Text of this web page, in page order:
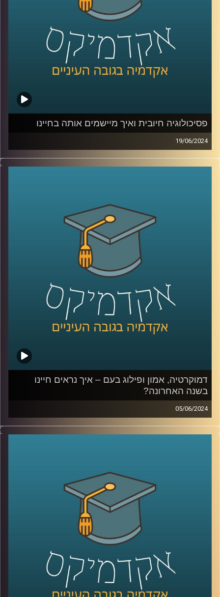
הכשרת מנהלים ובית הספר להייטק של Google ואוניברסיטת
בית הספר ללימודי הייטק של אוניברסיטת רייכמן ו-Google:
https://www.grtech.co.il/
קרדיט תמונות:AudioVersity
פסיכולוגיה חיובית ואיך מיישמים אותה בחיינו
19/06/2024
למלחמה בעזה מחירים מנטלים כבדים על הנפש שלנו ובאופן
כללי החיים המודרניים הם עמוסים ומלחיצים ובכלל אם
אז איך מתמודדים עם כל הדבר הזה? יש ענף בשם פסיכולוגיה
חיובית שעוזר לתת מענה
אז כדי לצלול לתוך הנושא ואיך אנחנו יכולים ליישם את
הפסיכולוגיה החיובית בחיינו, הצטרפה אלינו ד״ר עדית זכאי
אור, מנכ״לית מרכז מיטיב לפסיכולוגיה חיובית באוניברסיטת
קרדיט תמונות:
AudioVersity
דמוקרטיה, אמון ופילוג בעם – איך נראים חיינו
בשנה האחרונה?
05/06/2024
דמוקרטיה, אמון ופילוג בעם – איך נראים חיינו בשנה
האחרונה?
אנשים מדברים או על ירידה מהארץ, או על חובתנו להישאר.
האם אנחנו בסכנה קיומית, איך הפילוג בעם משפיע עלינו,
ואיך כל זה מתקשר לדמוקרטיה, חופש הביטוי, אמון במוסדות
המדינה וליחס לאוכלוסיות כמו הערבים בישראל?
על כל השאלות האלו ועל הרבה יותר עונה סקר "המכון לחירות
ואחריות" של אוניברסיטת רייכמן.
בפרק זה מצטרף אלינו פרופ' אסיף אפרת, ראש תוכנית התואר